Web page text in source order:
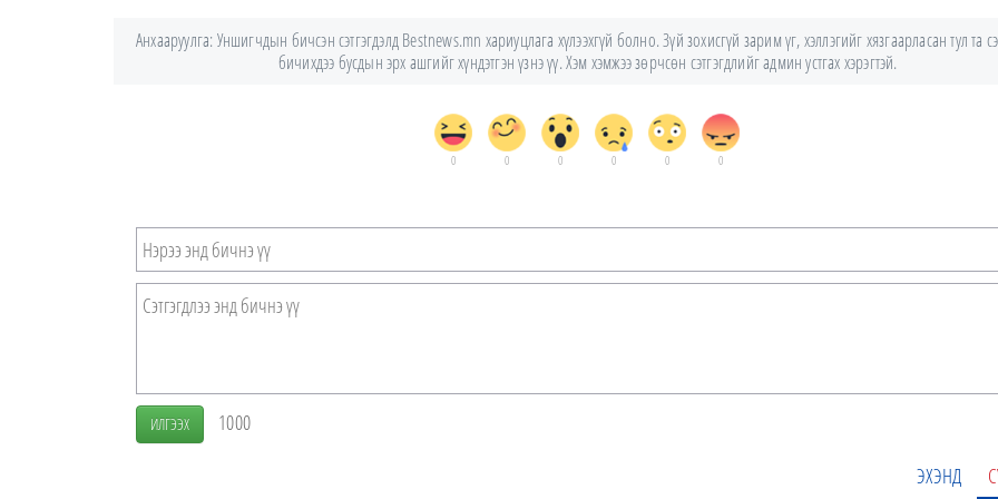
Анхааруулга: Уншигчдын бичсэн сэтгэгдэлд Bestnews.mn хариуцлага хүлээхгүй болно. Зүй зохисгүй зарим үг, хэллэгийг хязгаарласан тул та
бичихдээ бусдын эрх ашгийг хүндэтгэн үзнэ үү. Хэм хэмжээ зөрчсөн сэтгэгдлийг админ устгах хэрэгтэй.
0 0 0 0 0 0
ИЛГЭЭХ 1000
ЭХЭНД